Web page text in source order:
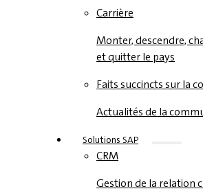
Carrière
Monter, descendre,
et quitter le pays
Faits succincts sur la
Actualités de la
Solutions SAP
CRM
Gestion de la relation